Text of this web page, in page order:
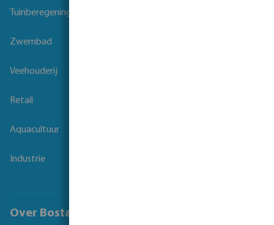
Tuinberegening
Zwembad
Veehouderij
Retail
Aquacultuur
Industrie
Over Bosta